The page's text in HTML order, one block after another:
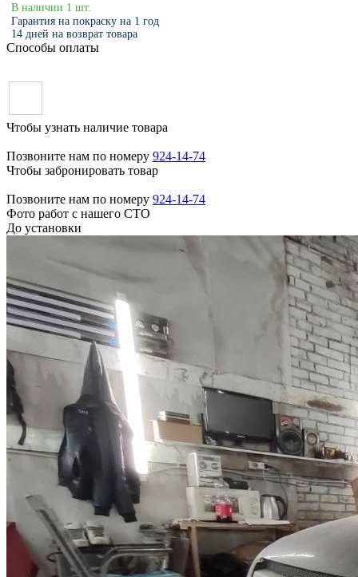
В наличии 1 шт.
Гарантия на покраску на 1 год
14 дней на возврат товара
Способы оплаты
Чтобы узнать наличие товара
Позвоните нам по номеру 924-14-74
Чтобы забронировать товар
Позвоните нам по номеру 924-14-74
Фото работ с нашего СТО
До установки